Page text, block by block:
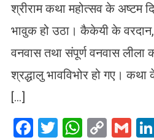
श्रीराम कथा महोत्सव के अष्टम
भावुक हो उठा। कैकेयी के वरदान,
वनवास तथा संपूर्ण वनवास लीला
श्रद्धालु भावविभोर हो गए।
[…]
Facebook
TwitterCopy